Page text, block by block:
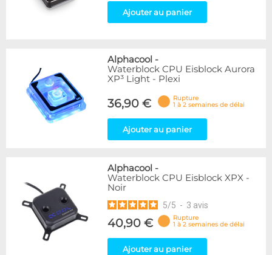
Ajouter au panier
Alphacool -
Waterblock CPU Eisblock Aurora
XP³ Light - Plexi
36,90 €
Rupture
1 à 2 semaines de délai
Ajouter au panier
Alphacool -
Waterblock CPU Eisblock XPX -
Noir
5/5 - 3 avis
40,90 €
Rupture
1 à 2 semaines de délai
Ajouter au panier